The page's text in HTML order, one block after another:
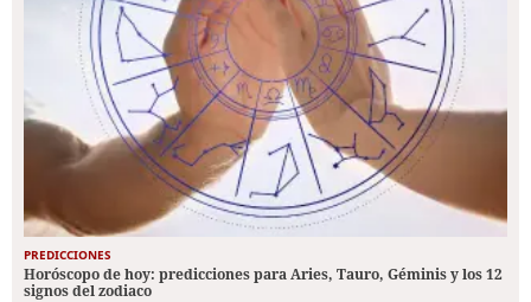
PREDICCIONES
Horóscopo de hoy: predicciones para Aries, Tauro, Géminis y los 12
signos del zodiaco